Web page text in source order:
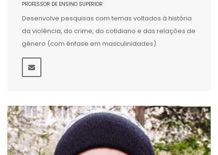
PROFESSOR DE ENSINO SUPERIOR
Desenvolve pesquisas com temas voltados à história
da violência, do crime, do cotidiano e das relações de
gênero (com ênfase em masculinidades).